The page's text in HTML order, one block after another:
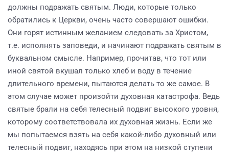
должны подражать святым. Люди, которые только
обратились к Церкви, очень часто совершают ошибки.
Они горят истинным желанием следовать за Христом,
т.е. исполнять заповеди, и начинают подражать святым в
буквальном смысле. Например, прочитав, что тот или
иной святой вкушал только хлеб и воду в течение
длительного времени, пытаются делать то же самое. В
этом случае может произойти духовная катастрофа. Ведь
святые брали на себя телесный подвиг высокого уровня,
которому соответствовала их духовная жизнь. Если же
мы попытаемся взять на себя какой-либо духовный или
телесный подвиг, находясь при этом на низкой ступени